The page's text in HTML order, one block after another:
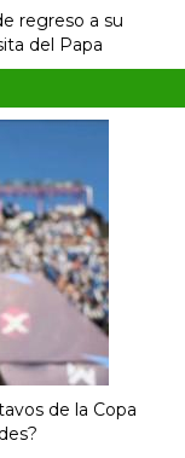
regreso a su
del Papa
de la Copa